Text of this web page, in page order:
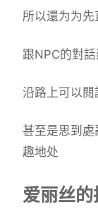
所以還为为
跟NPC的對
沿路上可以
甚至是思到處
趣地处
爱丽丝